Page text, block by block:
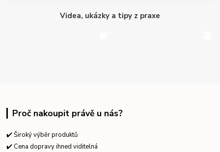
Videa, ukázky a tipy z praxe
Proč nakoupit právě u nás?
✔️ Široký výběr produktů
✔️ Cena dopravy ihned viditelná